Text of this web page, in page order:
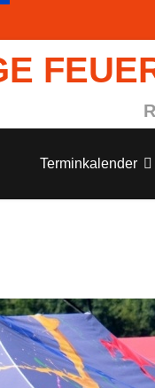
Terminkalender